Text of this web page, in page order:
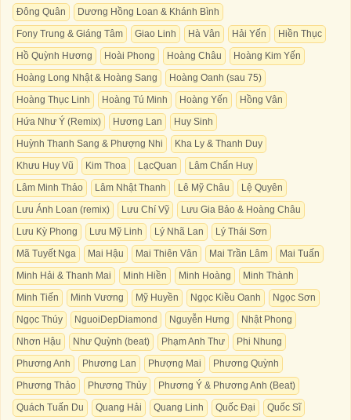
Đông Quân
Dương Hồng Loan & Khánh Bình
Fony Trung & Giáng Tâm
Giao Linh Hà Vân Hải Yến
Hiền Thục
Hồ Quỳnh Hương
Hoài Phong Hoàng Châu
Hoàng Kim Yến
Hoàng Long Nhật & Hoàng Sang
Hoàng Oanh (sau 75)
Hoàng Thục Linh
Hoàng Tú Minh Hoàng Yến
Hồng Vân
Hứa Như Ý (Remix)
Hương Lan
Huy Sinh
Huỳnh Thanh Sang & Phượng Nhi
Kha Ly & Thanh Duy
Khưu Huy Vũ
Kim Thoa LạcQuan
Lâm Chấn Huy
Lâm Minh Thảo
Lâm Nhật Thanh Lê Mỹ Châu
Lệ Quyên
Lưu Ánh Loan (remix)
Lưu Chí Vỹ
Lưu Gia Bảo & Hoàng Châu
Lưu Kỳ Phong
Lưu Mỹ Linh Lý Nhã Lan
Lý Thái Sơn
Mã Tuyết Nga
Mai Hậu Mai Thiên Vân Mai Trần Lâm
Mai Tuấn
Minh Hải & Thanh Mai
Minh Hiền Minh Hoàng
Minh Thành
Minh Tiến
Minh Vương Mỹ Huyền Ngọc Kiều Oanh
Ngọc Sơn
Ngọc Thúy
NguoiDepDiamond Nguyễn Hưng
Nhật Phong
Nhơn Hậu
Như Quỳnh (beat) Phạm Anh Thư
Phi Nhung
Phương Anh
Phương Lan Phượng Mai
Phương Quỳnh
Phương Thảo
Phương Thủy
Phương Ý & Phương Anh (Beat)
Quách Tuấn Du
Quang Hải Quang Linh Quốc Đại
Quốc Sĩ